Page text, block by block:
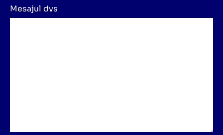
Mesajul dvs